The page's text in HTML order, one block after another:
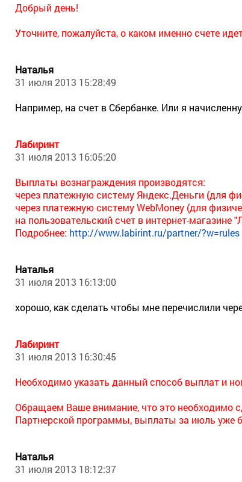
Добрый день!
Уточните, пожалуйста, о каком именно счете
Наталья
31 июля 2013 15:28:49
Например, на счет в Сбербанке. Или я
Лабиринт
31 июля 2013 16:05:20
Выплаты вознаграждения производятся:
через платежную систему Яндекс.Деньги (для
через платежную систему WebMoney (для
на пользовательский счет в интернет-магазине
Подробнее: http://www.labirint.ru/partner/?w=rules
Наталья
31 июля 2013 16:13:00
хорошо, как сделать чтобы мне перечислили
Лабиринт
31 июля 2013 16:30:45
Необходимо указать данный способ выплат и
Обращаем Ваше внимание, что это необходимо
Партнерской программы, выплаты за июль уже
Наталья
31 июля 2013 18:12:37